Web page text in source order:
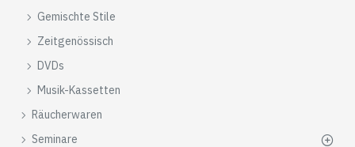
Gemischte Stile
Zeitgenössisch
DVDs
Musik-Kassetten
Räucherwaren
Seminare